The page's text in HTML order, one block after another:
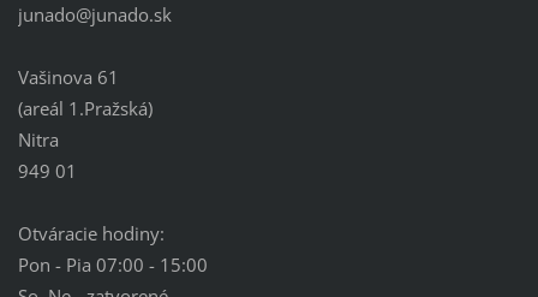
junado@junado.sk
Vašinova 61
(areál 1.Pražská)
Nitra
949 01
Otváracie hodiny:
Pon - Pia 07:00 - 15:00